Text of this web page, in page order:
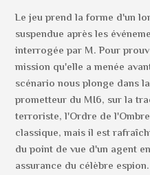
Le jeu prend la forme d'un
suspendue après les
interrogée par M. Pour
mission qu'elle a menée
scénario nous plonge dans
prometteur du MI6, sur la
terroriste, l'Ordre de
classique, mais il est
du point de vue d'un agent
assurance du célèbre espion.